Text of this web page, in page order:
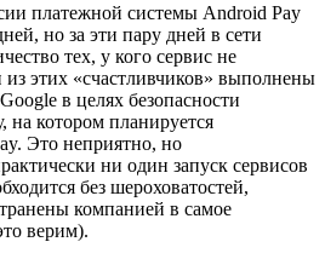
платежной системы Android Pay
но за эти пару дней в сети
тех, у кого сервис не
из этих «счастливчиков» выполнены
в целях безопасности
на котором планируется
Это неприятно, но
ни один запуск сервисов
без шероховатостей,
компанией в самое
верим).